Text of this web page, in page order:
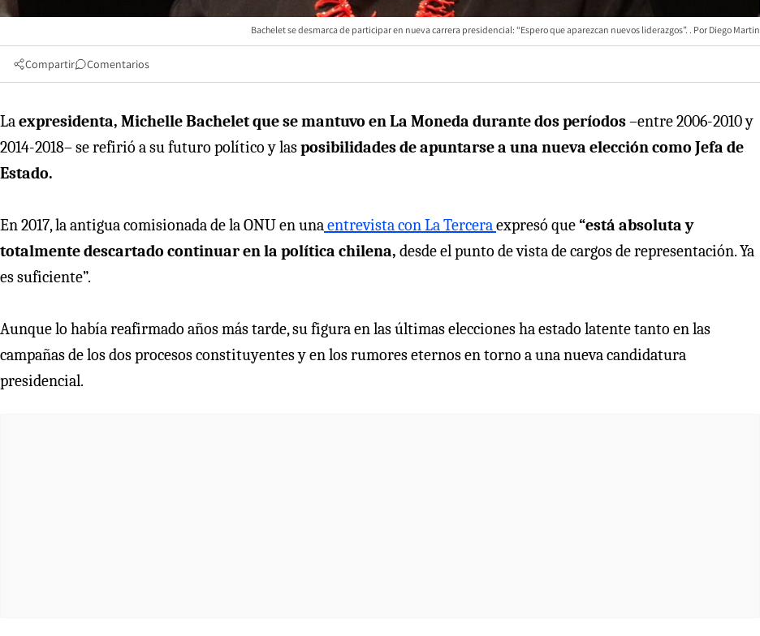
Bachelet se desmarca de participar en nueva carrera presidencial: “Espero que aparezcan nuevos liderazgos”. Diego Martin
Compartir Comentarios
Laexpresidenta, Michelle Bachelet que se mantuvo en La Moneda durante dos períodos–entre 2006-2010 y
2014-2018– se refirió a su futuro político y lasposibilidades de apuntarse a una nueva elección como Jefa de
Estado.
En 2017, la antigua comisionada de la ONU en unaentrevista con La Terceraexpresó que“está absoluta y
totalmente descartado continuar en la política chilena, desde el punto de vista de cargos de representación. Ya
es suficiente”.
Aunque lo había reafirmado años más tarde, su figura en las últimas elecciones ha estado latente tanto en las
campañas de los dos procesos constituyentes y en los rumores eternos en torno a una nueva candidatura
presidencial.